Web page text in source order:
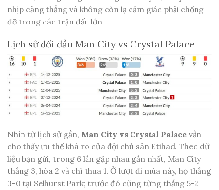
nhịp căng thẳng và không còn lạ cảm giác phải chống
đỡ trong các trận đấu lớn.
Lịch sử đối đầu Man City vs Crystal Palace
Nhìn từ lịch sử gần, Man City vs Crystal Palace vẫn
cho thấy ưu thế khá rõ của đội chủ sân Etihad. Theo dữ
liệu bạn gửi, trong 6 lần gặp nhau gần nhất, Man City
thắng 3, hòa 2 và chỉ thua 1. Ở lượt đi mùa này, họ thắng
3-0 tại Selhurst Park; trước đó cũng từng thắng 5-2